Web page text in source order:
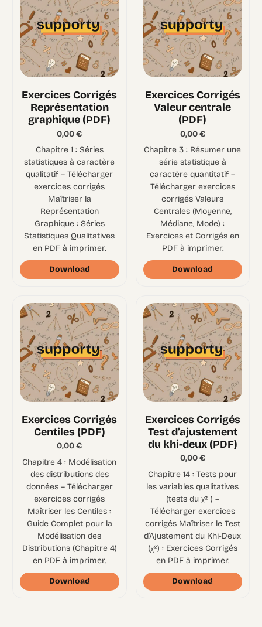
Exercices Corrigés
Représentation
graphique (PDF)
0,00€
Chapitre 1 : Séries
statistiques à caractère
qualitatif – Télécharger
exercices corrigés
Maîtriser la
Représentation
Graphique : Séries
Statistiques Qualitatives
en PDF à imprimer.
Download
Exercices Corrigés
Valeur centrale
(PDF)
0,00€
Chapitre 3 : Résumer une
série statistique à
caractère quantitatif –
Télécharger exercices
corrigés Valeurs
Centrales (Moyenne,
Médiane, Mode) :
Exercices et Corrigés en
PDF à imprimer.
Download
Exercices Corrigés
Centiles (PDF)
0,00€
Chapitre 4 : Modélisation
des distributions des
données – Télécharger
exercices corrigés
Maîtriser les Centiles :
Guide Complet pour la
Modélisation des
Distributions (Chapitre 4)
en PDF à imprimer.
Download
Exercices Corrigés
Test d’ajustement
du khi-deux (PDF)
0,00€
Chapitre 14 : Tests pour
les variables qualitatives
(tests du χ² ) –
Télécharger exercices
corrigés Maîtriser le Test
d’Ajustement du Khi-Deux
(χ²) : Exercices Corrigés
en PDF à imprimer.
Download